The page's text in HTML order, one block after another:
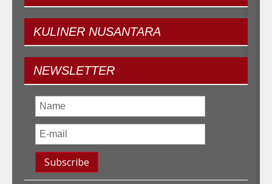
KULINER NUSANTARA
NEWSLETTER